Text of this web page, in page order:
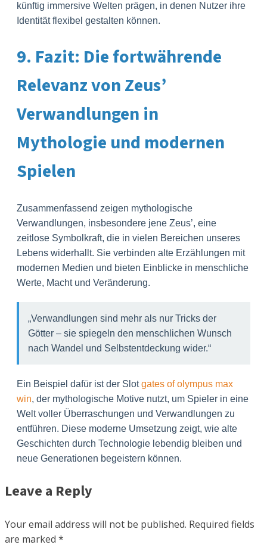
künftig immersive Welten prägen, in denen Nutzer ihre
Identität flexibel gestalten können.
9. Fazit: Die fortwährende
Relevanz von Zeus’
Verwandlungen in
Mythologie und modernen
Spielen
Zusammenfassend zeigen mythologische
Verwandlungen, insbesondere jene Zeus’, eine
zeitlose Symbolkraft, die in vielen Bereichen unseres
Lebens widerhallt. Sie verbinden alte Erzählungen mit
modernen Medien und bieten Einblicke in menschliche
Werte, Macht und Veränderung.
„Verwandlungen sind mehr als nur Tricks der
Götter – sie spiegeln den menschlichen Wunsch
nach Wandel und Selbstentdeckung wider.“
Ein Beispiel dafür ist der Slotgates of olympus max
win, der mythologische Motive nutzt, um Spieler in eine
Welt voller Überraschungen und Verwandlungen zu
entführen. Diese moderne Umsetzung zeigt, wie alte
Geschichten durch Technologie lebendig bleiben und
neue Generationen begeistern können.
Leave a Reply
Your email address will not be published. Required fields
are marked *